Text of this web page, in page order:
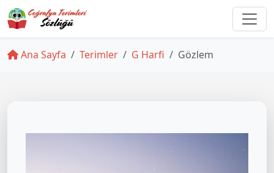
Ana Sayfa Terimler G Harfi Gözlem